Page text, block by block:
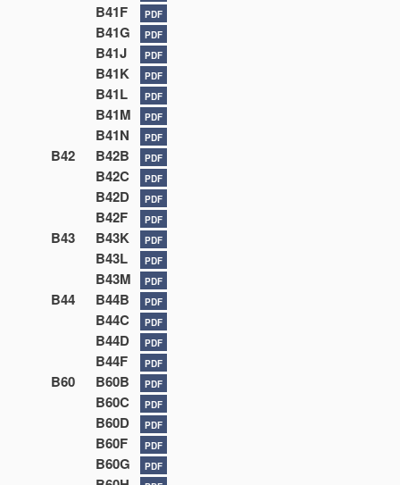
B41F PDF
B41G PDF
B41J PDF
B41K PDF
B41L PDF
B41M PDF
B41N PDF
B42 B42B PDF
B42C PDF
B42D PDF
B42F PDF
B43 B43K PDF
B43L PDF
B43M PDF
B44 B44B PDF
B44C PDF
B44D PDF
B44F PDF
B60 B60B PDF
B60C PDF
B60D PDF
B60F PDF
B60G PDF